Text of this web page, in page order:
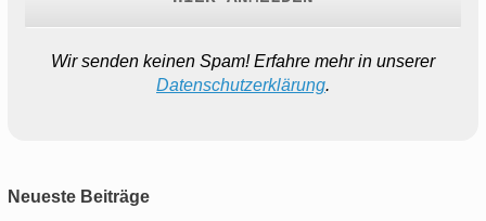
Wir senden keinen Spam! Erfahre mehr in unserer
Datenschutzerklärung.
Neueste Beiträge